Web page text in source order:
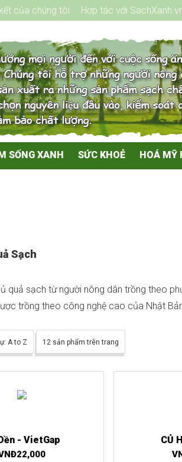
của chúng tôi Hợp tác với
SỐNG XANH SỨC KHOẺ HOÁ MỸ
Sạch
quả sạch từ người nông dân trồng theo
trồng theo công nghệ cao của Nhật
A to Z 12 sản phẩm trên trang
- VietGap
22,000
CỦ